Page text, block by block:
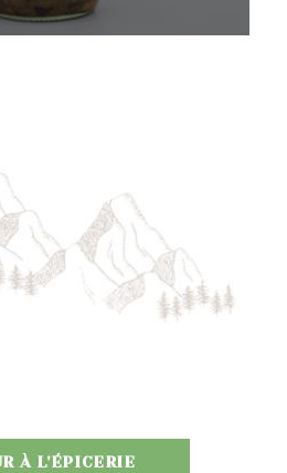
À L'ÉPICERIE